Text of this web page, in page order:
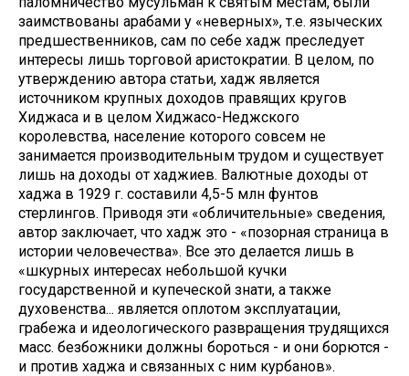
заимствованы арабами у «неверных», т.е. языческих
предшественников, сам по себе хадж преследует
интересы лишь торговой аристократии. В целом, по
утверждению автора статьи, хадж является
источником крупных доходов правящих кругов
Хиджаса и в целом Хиджасо-Неджского
королевства, население которого совсем не
занимается производительным трудом и существует
лишь на доходы от хаджиев. Валютные доходы от
хаджа в 1929 г. составили 4,5-5 млн фунтов
стерлингов. Приводя эти «обличительные» сведения,
автор заключает, что хадж это - «позорная страница в
истории человечества». Все это делается лишь в
«шкурных интересах небольшой кучки
государственной и купеческой знати, а также
духовенства... является оплотом эксплуатации,
грабежа и идеологического развращения трудящихся
масс. безбожники должны бороться - и они борются -
и против хаджа и связанных с ним курбанов».